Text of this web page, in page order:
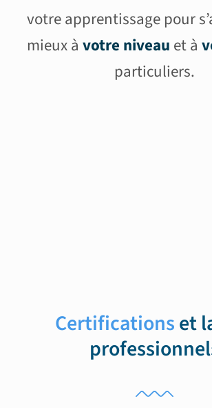
votre apprentissage pour
mieux à votre niveau et à
particuliers.
Certificationset